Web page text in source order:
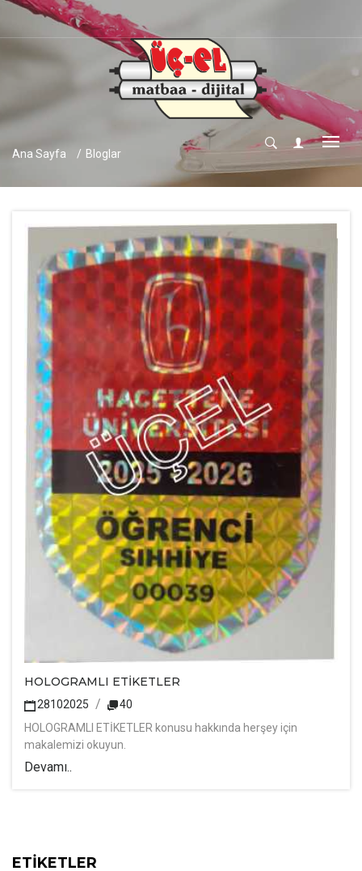
Ana Sayfa Bloglar
HOLOGRAMLI ETİKETLER
28102025
40
HOLOGRAMLI ETİKETLER konusu hakkında herşey için
makalemizi okuyun.
Devamı..
ETİKETLER